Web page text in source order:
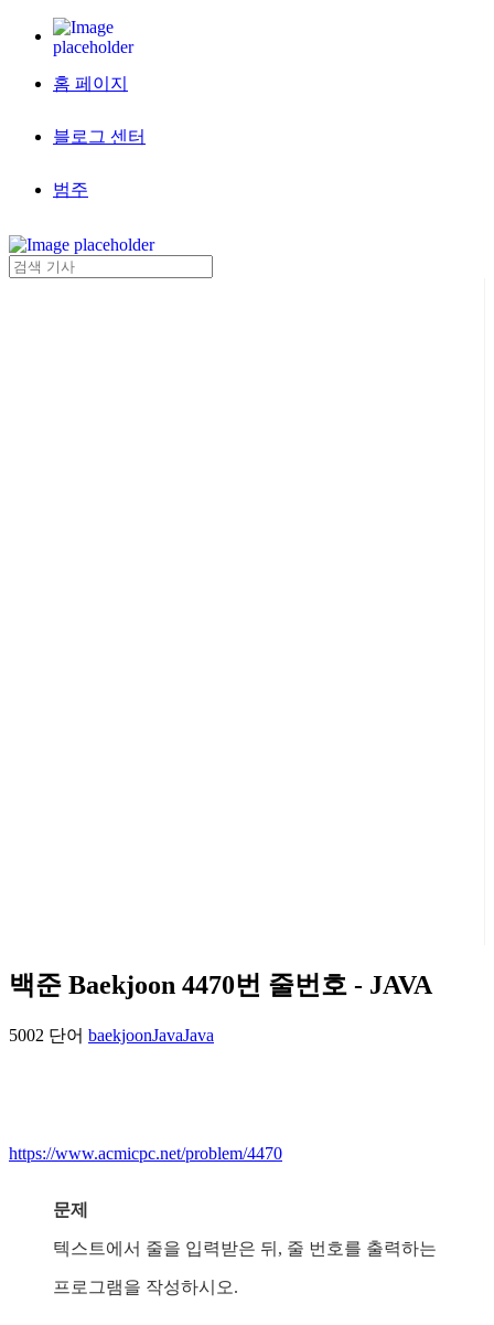
홈 페이지
블로그 센터
범주
백준 Baekjoon 4470번 줄번호 - JAVA
5002 단어 baekjoonJavaJava
https://www.acmicpc.net/problem/4470
문제
텍스트에서 줄을 입력받은 뒤, 줄 번호를 출력하는
프로그램을 작성하시오.